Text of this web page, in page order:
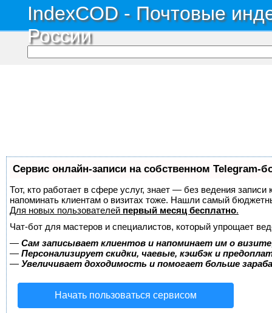
IndexCOD - Почтовые
России
Сервис онлайн-записи на собственном Telegram-
Тот, кто работает в сфере услуг, знает — без ведения
напоминать клиентам о визитах тоже. Нашли самый
Для новых пользователей первый месяц бесплатно.
Чат-бот для мастеров и специалистов, который упрощает
— Сам записывает клиентов и напоминает им о
— Персонализирует скидки, чаевые, кэшбэк и
— Увеличивает доходимость и помогает больше
Начать пользоваться сервисом